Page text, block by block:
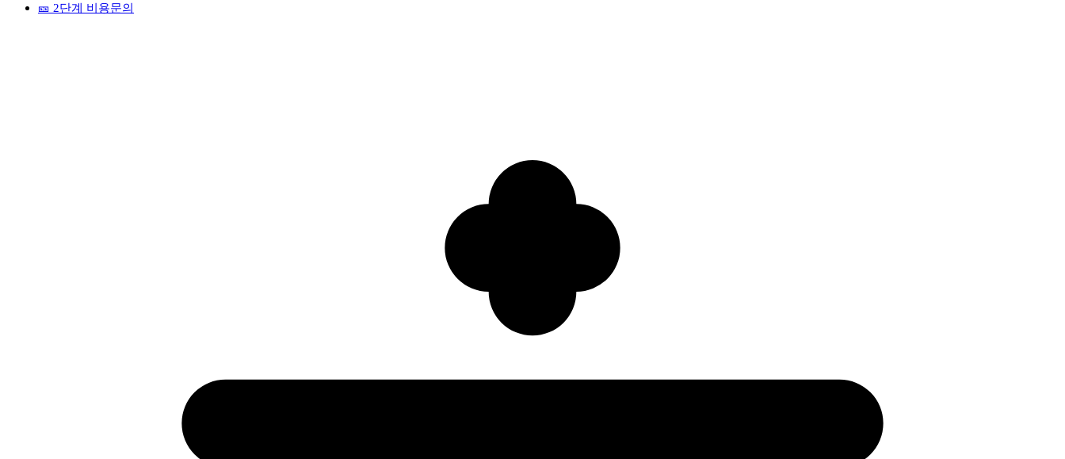
🎫 2단계 비용문의